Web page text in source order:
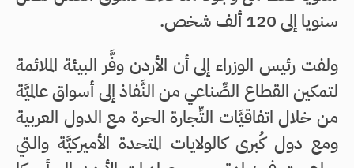
سنويا إلى 120 ألف شخص.
ولفت رئيس الوزراء إلى أن الأردن وفَّر البيئة الملائمة
لتمكين القطاع الصِّناعي من النَّفاذ إلى أسواق عالميَّة
من خلال اتفاقيَّات التِّجارة الحرة مع الدول العربية
ومع دول كُبرى كالولايات المتحدة الأميركيَّة والتي